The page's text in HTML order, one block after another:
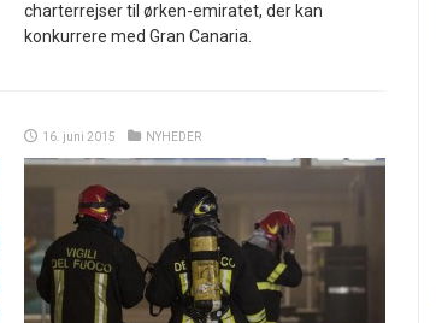
charterrejser til ørken-emiratet, der kan
konkurrere med Gran Canaria.
16. juni 2015 NYHEDER